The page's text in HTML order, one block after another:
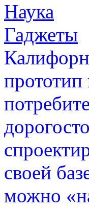
Наука
Гаджеты
прототип
своей
можно